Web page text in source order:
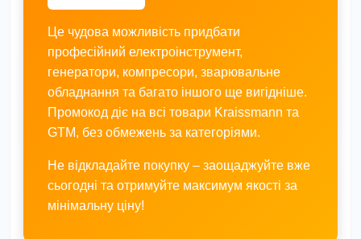
Це чудова можливість придбати
професійний електроінструмент,
генератори, компресори, зварювальне
обладнання та багато іншого ще вигідніше.
Промокод діє на всі товари Kraissmann та
GTM, без обмежень за категоріями.
Не відкладайте покупку – заощаджуйте вже
сьогодні та отримуйте максимум якості за
мінімальну ціну!